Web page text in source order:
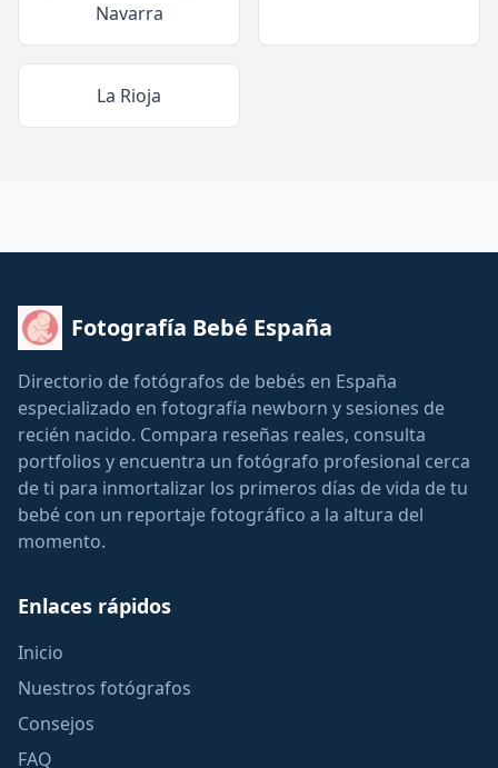
Navarra
La Rioja
Fotografía Bebé España
Directorio de fotógrafos de bebés en España
especializado en fotografía newborn y sesiones de
recién nacido. Compara reseñas reales, consulta
portfolios y encuentra un fotógrafo profesional cerca
de ti para inmortalizar los primeros días de vida de tu
bebé con un reportaje fotográfico a la altura del
momento.
Enlaces rápidos
Inicio
Nuestros fotógrafos
Consejos
FAQ